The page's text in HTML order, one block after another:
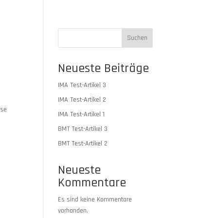
Suchen
Neueste Beiträge
IMA Test-Artikel 3
IMA Test-Artikel 2
IMA Test-Artikel 1
BMT Test-Artikel 3
BMT Test-Artikel 2
Neueste
Kommentare
Es sind keine Kommentare
vorhanden.